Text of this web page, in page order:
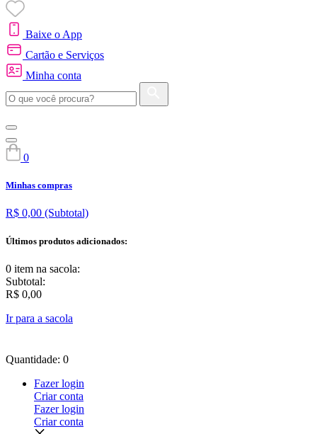
Baixe o App
Cartão e Serviços
Minha conta
0
Minhas compras
R$ 0,00 (Subtotal)
Últimos produtos adicionados:
0 item na sacola:
Subtotal:
R$ 0,00
Ir para a sacola
Quantidade: 0
Fazer login
Criar conta
Fazer login
Criar conta